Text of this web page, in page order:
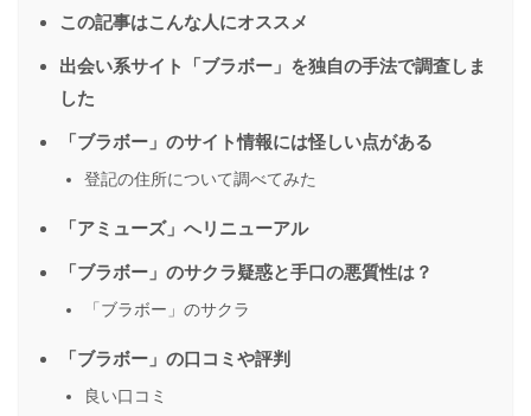
この記事はこんな人にオススメ
出会い系サイト「ブラボー」を独自の手法で調査しま
した
「ブラボー」のサイト情報には怪しい点がある
登記の住所について調べてみた
「アミューズ」へリニューアル
「ブラボー」のサクラ疑惑と手口の悪質性は？
「ブラボー」のサクラ
「ブラボー」の口コミや評判
良い口コミ